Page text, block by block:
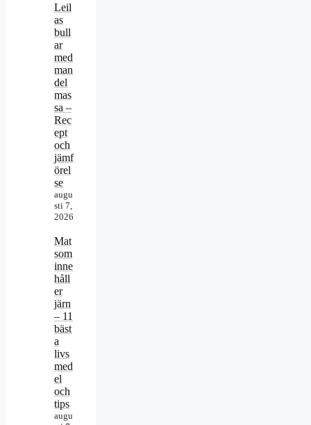
Leil
as
bull
ar
med
man
del
mas
sa –
Rec
ept
och
jämf
örel
se
augu
sti 7,
2026
Mat
som
inne
håll
er
järn
– 11
bäst
a
livs
med
el
och
tips
augu